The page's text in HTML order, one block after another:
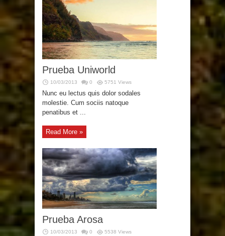
Prueba Uniworld
10/03/2013 0 5751 Views
Nunc eu lectus quis dolor sodales
molestie. Cum sociis natoque
penatibus et ...
Read More »
Prueba Arosa
10/03/2013 0 5538 Views